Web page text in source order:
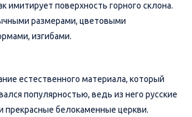
имитирует поверхность горного склона.
размерами, цветовыми
изгибами.
естественного материала, который
популярностью, ведь из него русские
прекрасные белокаменные церкви.